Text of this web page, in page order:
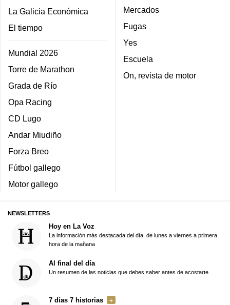
La Galicia Económica
El tiempo
Mundial 2026
Torre de Marathon
Grada de Río
Opa Racing
CD Lugo
Andar Miudiño
Forza Breo
Fútbol gallego
Motor gallego
Mercados
Fugas
Yes
Escuela
On, revista de motor
NEWSLETTERS
Hoy en La Voz
La información más destacada del día, de lunes a viernes a primera
hora de la mañana
Al final del día
Un resumen de las noticias que debes saber antes de acostarte
7 días 7 historias